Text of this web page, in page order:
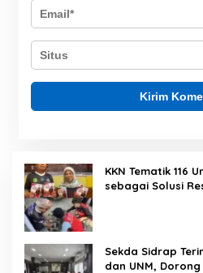
KKN Tematik 116
sebagai Solusi
Sekda Sidrap
dan UNM,